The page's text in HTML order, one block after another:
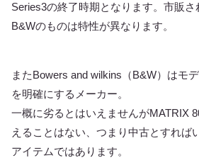
Series3の終了時期となります。市販さ
B&Wのものは特性が異なります。
またBowers and wilkins（B&W）はモ
を明確にするメーカー。
一概に劣るとはいえませんがMATRIX
えることはない、つまり中古とすれば
アイテムではあります。